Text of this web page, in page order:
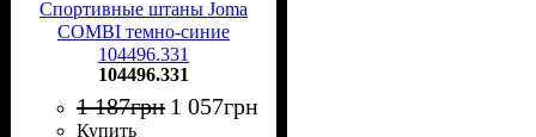
Спортивные штаны Joma
COMBI темно-синие
104496.331
104496.331
1 187грн 1 057грн
Купить